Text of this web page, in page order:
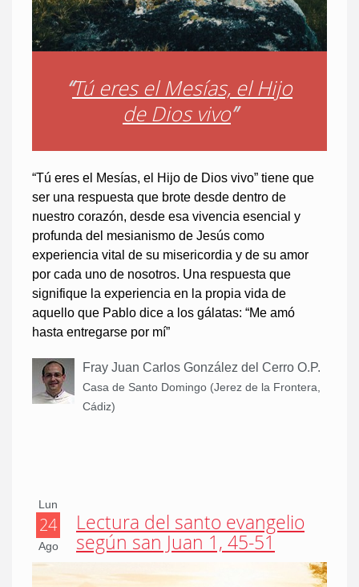
“Tú eres el Mesías, el Hijo
de Dios vivo”
“Tú eres el Mesías, el Hijo de Dios vivo” tiene que
ser una respuesta que brote desde dentro de
nuestro corazón, desde esa vivencia esencial y
profunda del mesianismo de Jesús como
experiencia vital de su misericordia y de su amor
por cada uno de nosotros. Una respuesta que
signifique la experiencia en la propia vida de
aquello que Pablo dice a los gálatas: “Me amó
hasta entregarse por mí”
Fray Juan Carlos González del Cerro O.P.
Casa de Santo Domingo (Jerez de la Frontera,
Cádiz)
Lun
24
Ago
Lectura del santo evangelio
según san Juan 1, 45-51